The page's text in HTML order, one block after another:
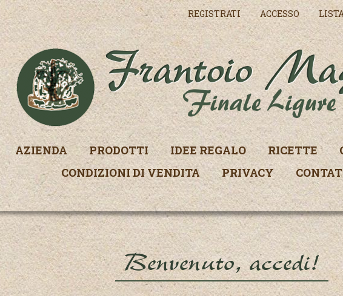
REGISTRATI ACCESSO
AZIENDA PRODOTTI IDEE REGALO RICETTE
CONDIZIONI DI VENDITA
PRIVACY
Benvenuto, accedi!